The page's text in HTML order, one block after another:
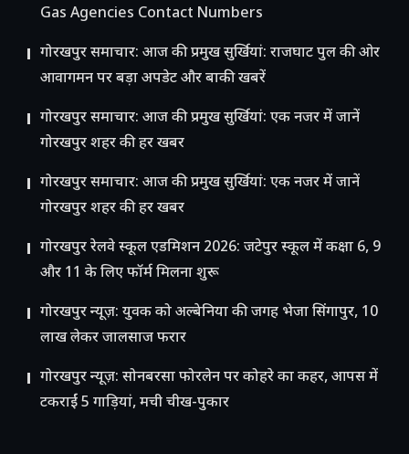
Gas Agencies Contact Numbers
गोरखपुर समाचार: आज की प्रमुख सुर्खियां: राजघाट पुल की ओर
आवागमन पर बड़ा अपडेट और बाकी खबरें
गोरखपुर समाचार: आज की प्रमुख सुर्खियां: एक नजर में जानें
गोरखपुर शहर की हर खबर
गोरखपुर समाचार: आज की प्रमुख सुर्खियां: एक नजर में जानें
गोरखपुर शहर की हर खबर
गोरखपुर रेलवे स्कूल एडमिशन 2026: जटेपुर स्कूल में कक्षा 6, 9
और 11 के लिए फॉर्म मिलना शुरू
गोरखपुर न्यूज़: युवक को अल्बेनिया की जगह भेजा सिंगापुर, 10
लाख लेकर जालसाज फरार
गोरखपुर न्यूज़: सोनबरसा फोरलेन पर कोहरे का कहर, आपस में
टकराईं 5 गाड़ियां, मची चीख-पुकार